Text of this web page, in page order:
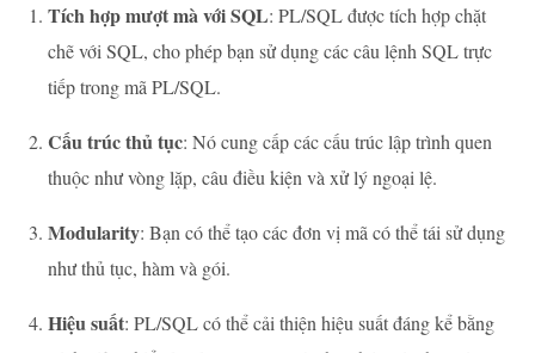
Tích hợp mượt mà với SQL: PL/SQL được tích hợp chặt
chẽ với SQL, cho phép bạn sử dụng các câu lệnh SQL trực
tiếp trong mã PL/SQL.
Cấu trúc thủ tục: Nó cung cấp các cấu trúc lập trình quen
thuộc như vòng lặp, câu điều kiện và xử lý ngoại lệ.
Modularity: Bạn có thể tạo các đơn vị mã có thể tái sử dụng
như thủ tục, hàm và gói.
Hiệu suất: PL/SQL có thể cải thiện hiệu suất đáng kể bằng